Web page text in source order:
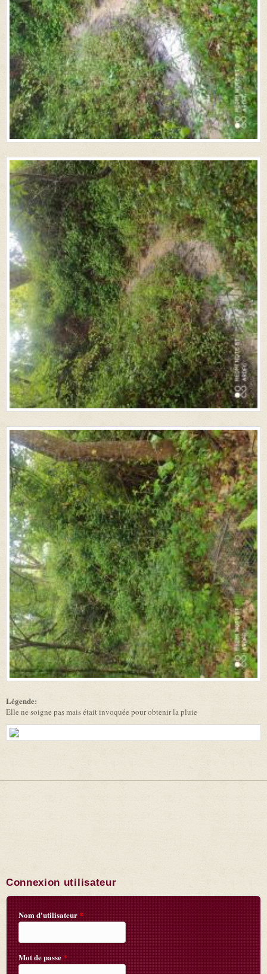
Légende:
Elle ne soigne pas mais était invoquée pour obtenir la pluie
Connexion utilisateur
Nom d'utilisateur*
Mot de passe*